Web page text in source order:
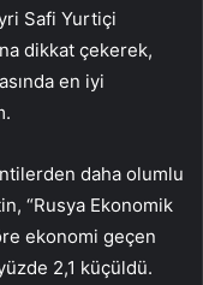
Safi Yurtiçi
dikkat çekerek,
en iyi
daha olumlu
“Rusya Ekonomik
ekonomi geçen
2,1 küçüldü.